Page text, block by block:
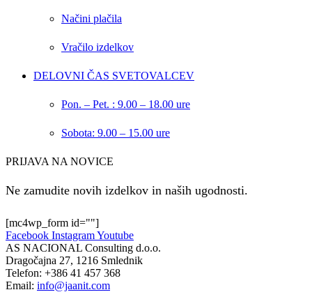
Načini plačila
Vračilo izdelkov
DELOVNI ČAS SVETOVALCEV
Pon. – Pet. : 9.00 – 18.00 ure
Sobota: 9.00 – 15.00 ure
PRIJAVA NA NOVICE
Ne zamudite novih izdelkov in naših ugodnosti.
[mc4wp_form id=""]
Facebook InstagramYoutube
AS NACIONAL Consulting d.o.o.
Dragočajna 27, 1216 Smlednik
Telefon: +386 41 457 368
Email: info@jaanit.com